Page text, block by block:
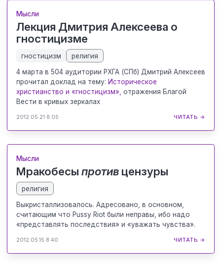
Мысли
Лекция Дмитрия Алексеева о
гностицизме
гностицизм религия
4 марта в 504 аудитории РХГА (СПб) Дмитрий Алексеев
прочитал доклад на тему: Историческое
христианство и «гностицизм», отражения Благой
Вести в кривых зеркалах
2012.05.21 8:05 ЧИТАТЬ →
Мысли
Мракобесы противцензуры
религия
Выкристаллизовалось. Адресовано, в основном,
считающим что Pussy Riot были неправы, ибо надо
«представлять последствия» и «уважать чувства».
2012.05.15 8:40 ЧИТАТЬ →